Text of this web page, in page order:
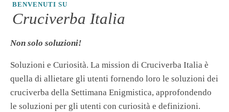
BENVENUTI SU
Cruciverba Italia
Non solo soluzioni!
Soluzioni e Curiosità. La mission di Cruciverba Italia è
quella di allietare gli utenti fornendo loro le soluzioni dei
cruciverba della Settimana Enigmistica, approfondendo
le soluzioni per gli utenti con curiosità e definizioni.